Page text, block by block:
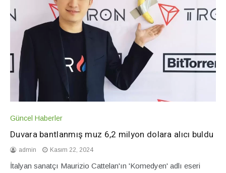
Güncel Haberler
Duvara bantlanmış muz 6,2 milyon dolara alıcı buldu
admin Kasım 22, 2024
İtalyan sanatçı Maurizio Cattelan'ın 'Komedyen' adlı eseri